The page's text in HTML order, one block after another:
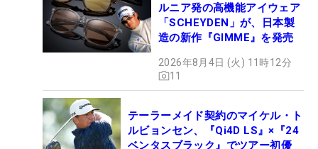
ルニア発の高機能アイウェア
「SCHEYDEN」が、日本製
造の新作『GIMME』を発売
2026年8月4日 (火) 11時12分
11
テーラーメイド契約のマイケル・ト
ルビョンセン、『Qi4D LS』×『24
ベンタスブラック』でツアー初優